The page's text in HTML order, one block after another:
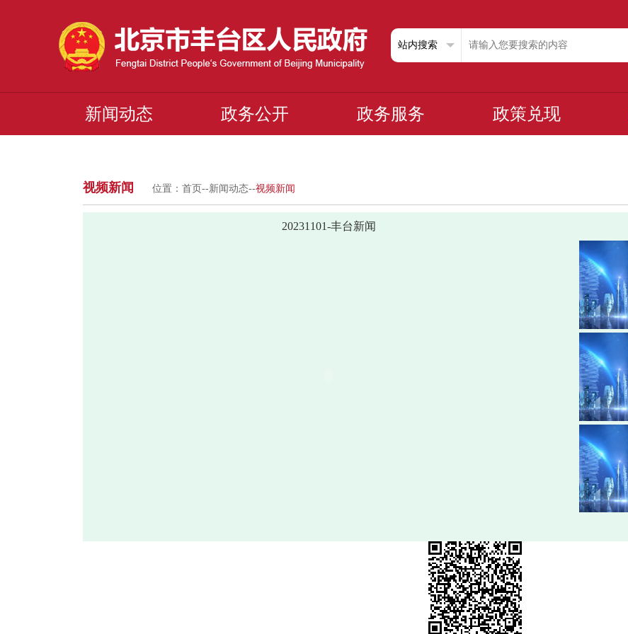
新闻动态 政务公开 政务服务 政策兑现
视频新闻 位置： 首页 --新闻动态--视频新闻
20231101-丰台新闻